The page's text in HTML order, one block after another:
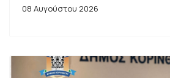
08 Αυγούστου 2026